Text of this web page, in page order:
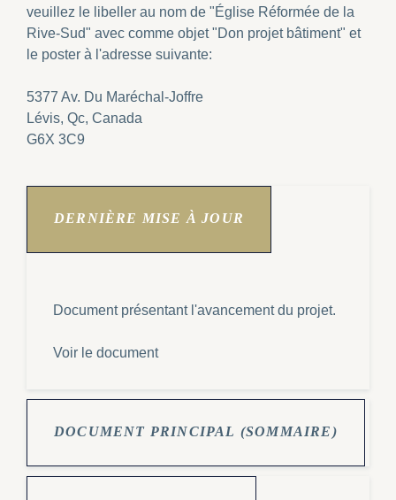
veuillez le libeller au nom de "Église Réformée de la
Rive-Sud" avec comme objet "Don projet bâtiment" et
le poster à l'adresse suivante:
5377 Av. Du Maréchal-Joffre
Lévis, Qc, Canada
G6X 3C9
DERNIÈRE MISE À JOUR
Document présentant l'avancement du projet.
Voir le document
DOCUMENT PRINCIPAL (SOMMAIRE)